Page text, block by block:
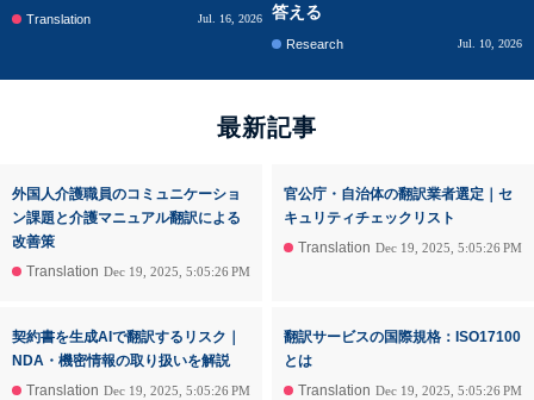
Translation Jul. 16, 2026
答える
Research Jul. 10, 2026
最新記事
外国人介護職員のコミュニケーショ
ン課題と介護マニュアル翻訳による
改善策
Translation Dec 19, 2025, 5:05:26 PM
官公庁・自治体の翻訳業者選定｜セ
キュリティチェックリスト
Translation Dec 19, 2025, 5:05:26 PM
契約書を生成AIで翻訳するリスク｜
NDA・機密情報の取り扱いを解説
Translation Dec 19, 2025, 5:05:26 PM
翻訳サービスの国際規格：ISO17100
とは
Translation Dec 19, 2025, 5:05:26 PM